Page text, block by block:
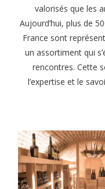
valorisés que les
Aujourd’hui, plus de
France sont
un assortiment qui
rencontres. Cette
l’expertise et le